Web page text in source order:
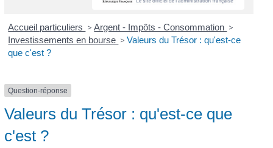
Accueil particuliers > Argent - Impôts - Consommation >
Investissements en bourse > Valeurs du Trésor : qu'est-ce
que c'est ?
Question-réponse
Valeurs du Trésor : qu'est-ce que
c'est ?